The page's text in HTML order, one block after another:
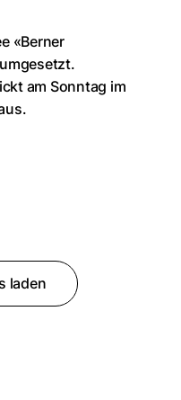
«Berner
am Sonntag im
laden